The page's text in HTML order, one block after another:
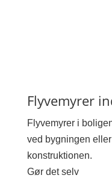
Flyvemyrer
Flyvemyrer i
ved bygningen
konstruktionen.
Gør det selv